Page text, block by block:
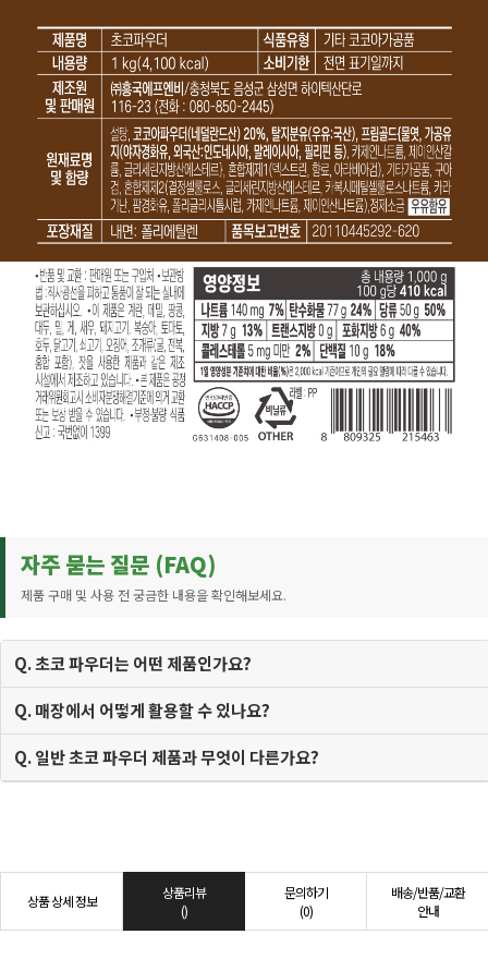
자주 묻는 질문 (FAQ)
제품 구매 및 사용 전 궁금한 내용을 확인해보세요.
Q. 초코 파우더는 어떤 제품인가요?
Q. 매장에서 어떻게 활용할 수 있나요?
Q. 일반 초코 파우더 제품과 무엇이 다른가요?
상품 상세 정보
상품리뷰
()
문의하기
(0)
배송/반품/교환
안내